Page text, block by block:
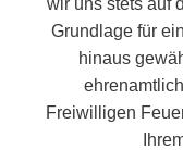
wir uns stets auf
Grundlage für
hinaus
Freiwilligen